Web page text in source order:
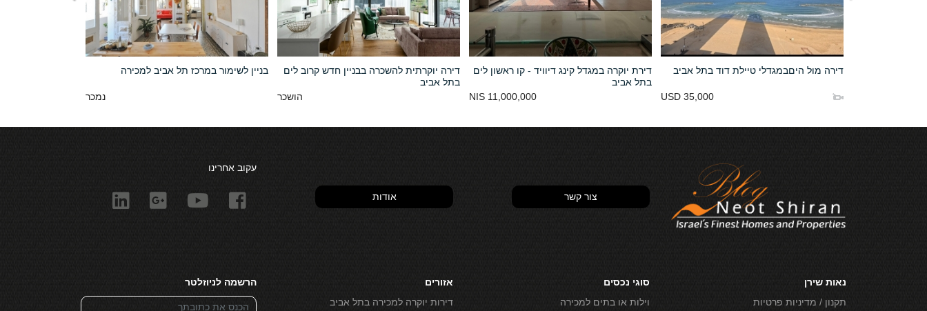
בניין לשימור במרכז תל אביב למכירה
נמכר
דירה יוקרתית להשכרה בבניין חדש קרוב לים
בתל אביב
הושכר
דירת יוקרה במגדל קינג דיוויד - קו ראשון לים
בתל אביב
11,000,000 NIS
דירה מול היםבמגדלי טיילת דוד בתל אביב
USD 35,000
צור קשר אודות
עקוב אחרינו
נאות שירן
תקנון / מדיניות פרטיות
סוגי נכסים
וילות או בתים למכירה
אזורים
דירות יוקרה למכירה בתל אביב
הרשמה לניוזלטר